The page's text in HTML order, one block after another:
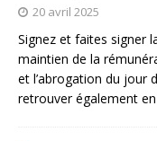
20 avril 2025
Signez et faites signer
maintien de la
et l’abrogation du jour
retrouver également